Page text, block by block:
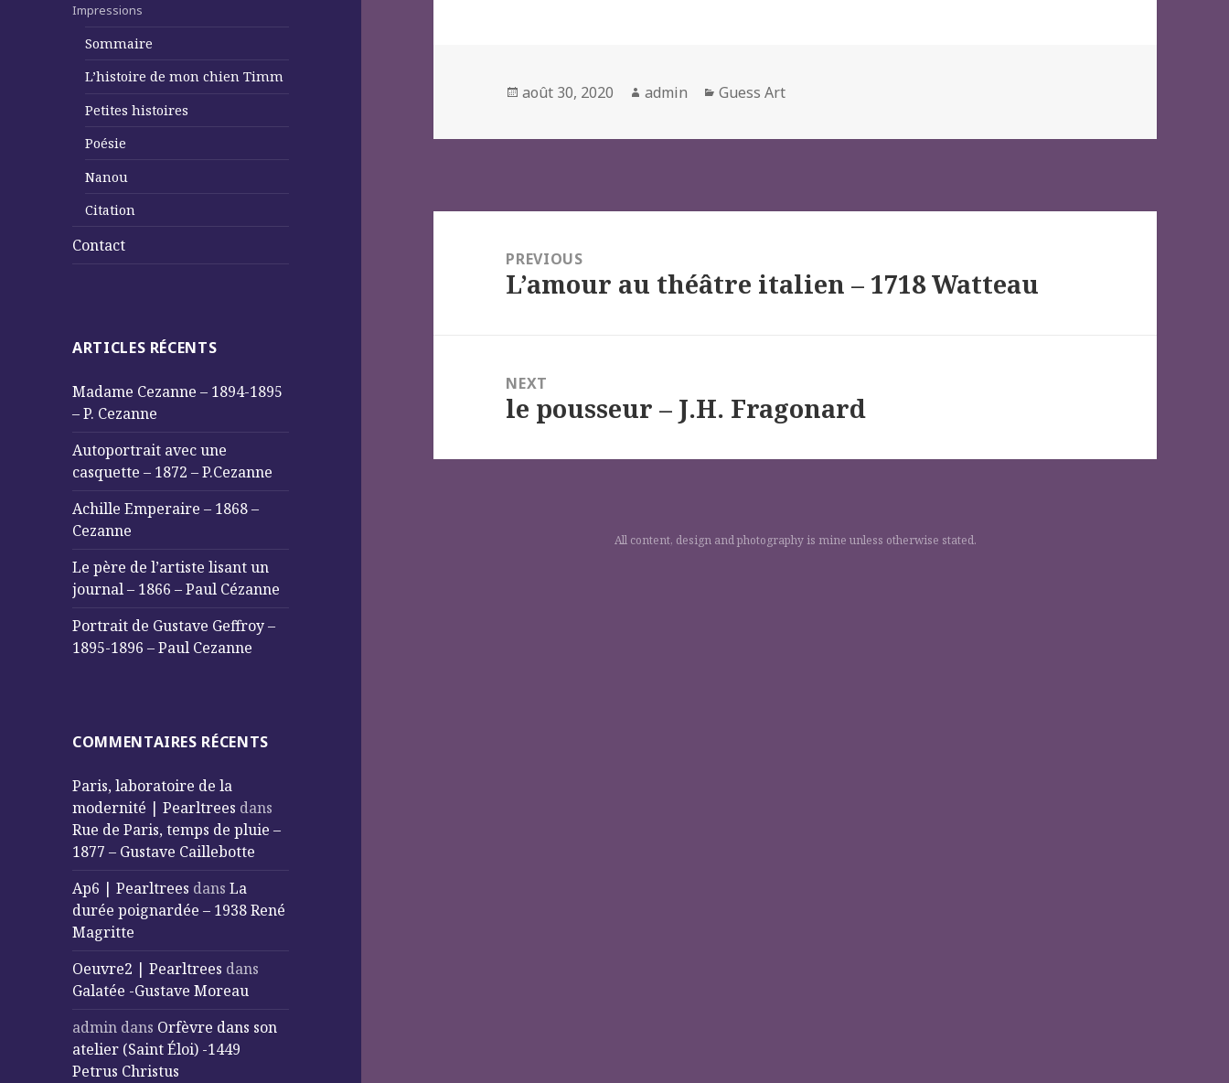
Impressions
Sommaire
L’histoire de mon chien Timm
Petites histoires
Poésie
Nanou
Citation
Contact
ARTICLES RÉCENTS
Madame Cezanne – 1894-1895
– P. Cezanne
Autoportrait avec une
casquette – 1872 – P.Cezanne
Achille Emperaire – 1868 –
Cezanne
Le père de l’artiste lisant un
journal – 1866 – Paul Cézanne
Portrait de Gustave Geffroy –
1895-1896 – Paul Cezanne
COMMENTAIRES RÉCENTS
Paris, laboratoire de la
modernité | Pearltrees dans
Rue de Paris, temps de pluie –
1877 – Gustave Caillebotte
Ap6 | Pearltrees dansLa
durée poignardée – 1938 René
Magritte
Oeuvre2 | Pearltrees dans
Galatée -Gustave Moreau
admin dans Orfèvre dans son
atelier (Saint Éloi) -1449
Petrus Christus
Posted
août 30, 2020 Author
admin Categories
Guess Art
l’article
PREVIOUS
Previous
L’amour au théâtre italien – 1718 Watteau
NEXT
Next
le pousseur – J.H. Fragonard
All content, design and photography is mine unless otherwise stated.